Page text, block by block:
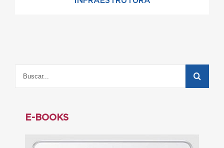
E-BOOKS